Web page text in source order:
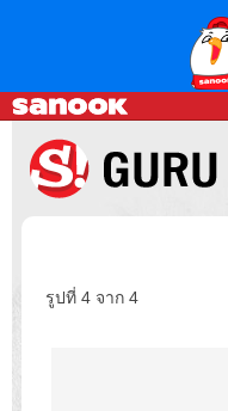
รูปที่ 4 จาก 4